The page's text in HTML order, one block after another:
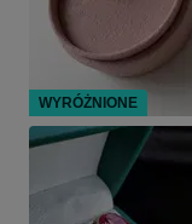
WYRÓŻNIONE